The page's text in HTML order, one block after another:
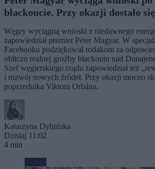
blackoucie. Przy okazji dostało
Węgry wyciągną wnioski z niedawnego
zapowiedział premier Péter Magyar. W
Facebooku podziękował rodakom za
obliczu realnej groźby blackoutu nad
Szef węgierskiego rządu zapowiedział też
i rozwój nowych źródeł. Przy okazji mocno
poprzednika Viktora Orbána.
Katarzyna Dybińska
Dzisiaj 11:02
4 min
Biznes